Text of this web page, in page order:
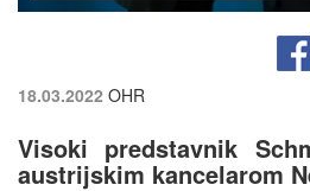
18.03.2022 OHR
Visoki predstavnik
austrijskim kancelarom